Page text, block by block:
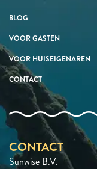
BLOG
VOOR GASTEN
VOOR HUISEIGENAREN
CONTACT
CONTACT
Sunwise B.V.